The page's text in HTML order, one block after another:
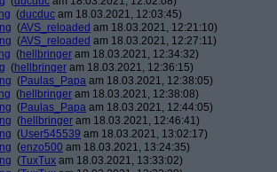
(ducduc am 18.03.2021, 12:03:45)
(AVS_reloaded am 18.03.2021, 12:21:10)
(AVS_reloaded am 18.03.2021, 12:27:11)
(hellbringer am 18.03.2021, 12:34:32)
(hellbringer am 18.03.2021, 12:36:15)
(Paulas_Papa am 18.03.2021, 12:38:05)
(hellbringer am 18.03.2021, 12:38:08)
(Paulas_Papa am 18.03.2021, 12:44:05)
(hellbringer am 18.03.2021, 12:46:41)
(User545539 am 18.03.2021, 13:02:17)
(enzo500 am 18.03.2021, 13:24:35)
(TuxTux am 18.03.2021, 13:33:02)